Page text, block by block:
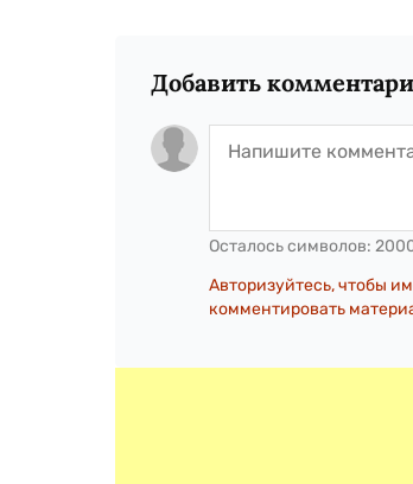
Добавить
Осталось символов:
Авторизуйтесь, чтобы
комментировать